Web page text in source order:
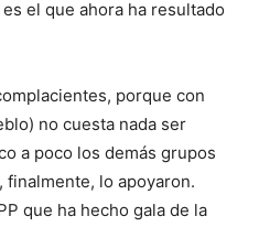
el que ahora ha resultado
porque con
no cuesta nada ser
a poco los demás grupos
lo apoyaron.
que ha hecho gala de la